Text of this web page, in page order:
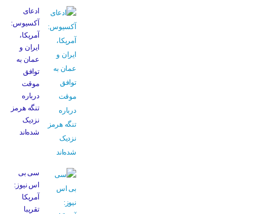
ادعای
آکسیوس:
آمریکا،
ایران و
عمان به
توافق
موقت
درباره
تنگه هرمز
نزدیک
شده‌اند
سی بی
اس نیوز:
آمریکا
تقریبا